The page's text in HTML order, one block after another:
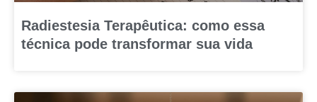
Radiestesia Terapêutica: como essa
técnica pode transformar sua vida